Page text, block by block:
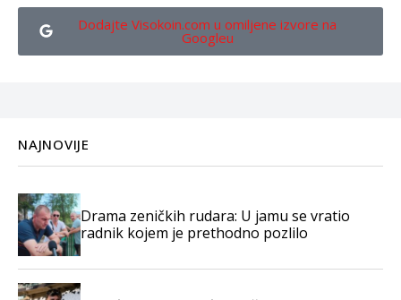
Dodajte Visokoin.com u omiljene izvore na
Googleu
NAJNOVIJE
Drama zeničkih rudara: U jamu se vratio
radnik kojem je prethodno pozlilo